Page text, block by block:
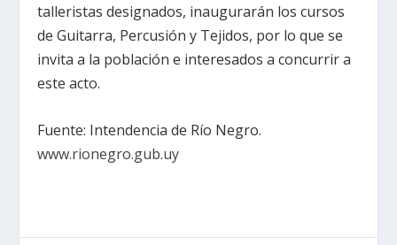
talleristas designados, inaugurarán los cursos
de Guitarra, Percusión y Tejidos, por lo que se
invita a la población e interesados a concurrir a
este acto.
Fuente: Intendencia de Río Negro.
www.rionegro.gub.uy